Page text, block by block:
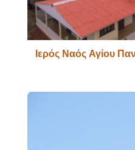
Ιερός Ναός Αγίου